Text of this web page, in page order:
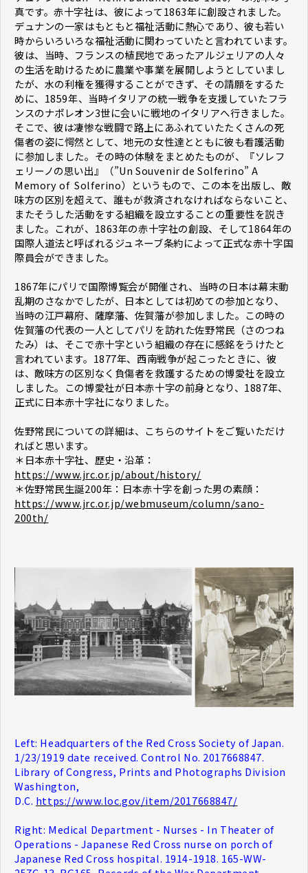
真です。赤十字社は、彼によって1863年に創設されました。
デュナンの一家はもともと福祉活動に熱心であり、彼も若い
時からいろいろな福祉活動に関わっていたと言われています。
彼は、当時、フランスの植民地であったアルジェリアの人々
の生活を助けるために農業や事業を展開しようとしていまし
たが、水の利権を獲得することができず、その請願をするた
めに、1859年、当時イタリアの統一戦争を支援していたフラ
ンスのナポレオン3世に会いに戦地のイタリアへ行きました。
そこで、彼は凄惨な戦闘で路上にあふれていたたくさんの死
傷者の姿に愕然として、地元の女性達とともに彼も看護活動
に参加しました。その時の体験をまとめたものが、『ソレフ
ェリーノの思い出』（”Un Souvenir de Solferino” A
Memory of Solferino）というもので、この本を出版し、敵
味方の区別を超えて、誰もが救済されなければならないこと、
またそうした活動をする組織を設立することの重要性を説き
ました。これが、1863年の赤十字社の創設、そして1864年の
国際人道法と呼ばれるジュネーブ条約によって正式な赤十字国
際員会ができました。
1867年にパリで国際博覧会が開催され、当時の日本は幕末動
乱期のさなかでしたが、日本としては初めての参加となり、
当時の江戸幕府、薩摩藩、佐賀藩が参加しました。この時の
佐賀藩の代表の一人としてパリを訪れた佐野常民（さのつね
たみ）は、そこで赤十字という組織の存在に感銘をうけたと
言われています。1877年、西南戦争が起こったときに、彼
は、敵味方の区別なく負傷者を救護するための博愛社を設立
しました。この博愛社が日本赤十字の前身となり、1887年、
正式に日本赤十字社になりました。
佐野常民についての詳細は、こちらのサイトをご覧いただけ
ればと思います。
＊日本赤十字社、歴史・沿革：
https://www.jrc.or.jp/about/history/
＊佐野常民生誕200年：日本赤十字を創った男の素顔：
https://www.jrc.or.jp/webmuseum/column/sano-
200th/
Left: Headquarters of the Red Cross Society of Japan.
1/23/1919 date received. Control No. 2017668847.
Library of Congress, Prints and Photographs Division
Washington,
D.C. https://www.loc.gov/item/2017668847/
Right: Medical Department - Nurses - In Theater of
Operations - Japanese Red Cross nurse on porch of
Japanese Red Cross hospital. 1914-1918. 165-WW-